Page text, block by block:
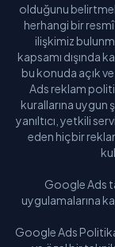
olduğunu
herhangi bir
ilişkimiz
kapsamı dışında
bu konuda açık
Ads reklam
kurallarına uygun
yanıltıcı, yetkili
eden hiçbir
Google Ads
uygulamalarına
Google Ads